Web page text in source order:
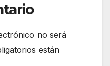
no será
están